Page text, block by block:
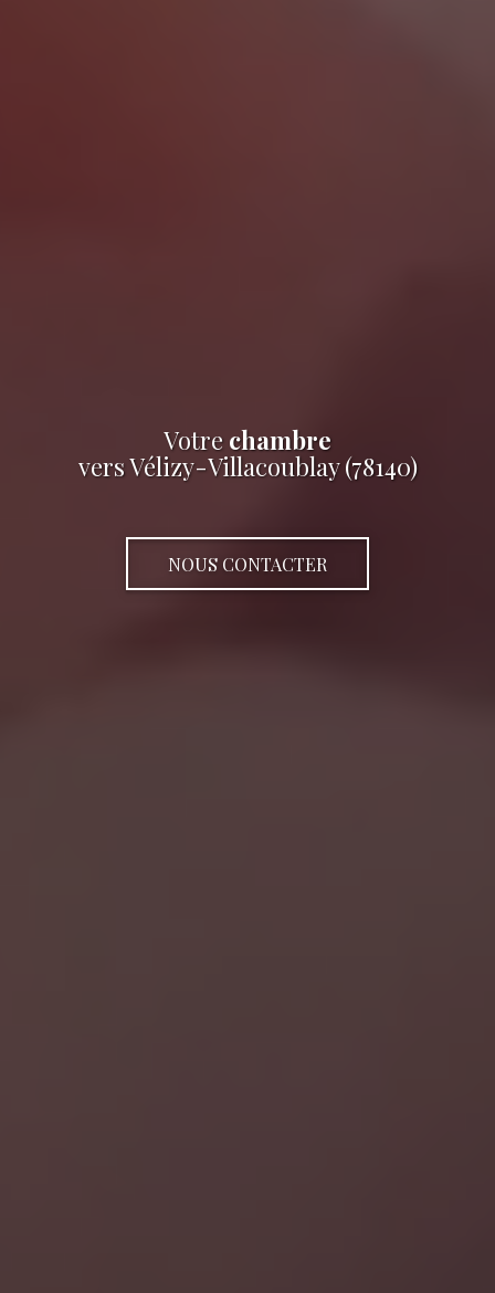
Votre chambre
vers Vélizy-Villacoublay (78140)
NOUS CONTACTER